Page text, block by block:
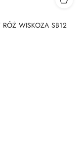
RÓŻ WISKOZA SB12